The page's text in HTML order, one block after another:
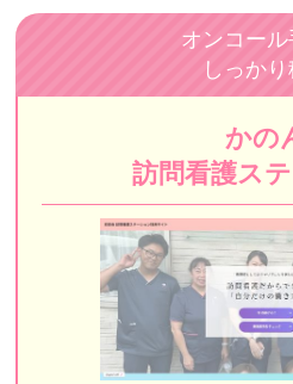
スターク訪問看護ステーショ
まるまる訪問看護ステーショ
ハピネスケア
SAKURA訪問看護リハビリ
ケアプロ
スマイル優訪問看護ステーシ
オンコー
しっかり
かの
訪問看護ス